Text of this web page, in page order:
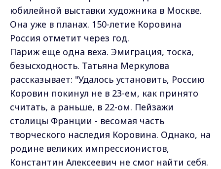
юбилейной выставки художника в Москве.
Она уже в планах. 150-летие Коровина
Россия отметит через год.
Париж еще одна веха. Эмиграция, тоска,
безысходность. Татьяна Меркулова
рассказывает: "Удалось установить, Россию
Коровин покинул не в 23-ем, как принято
считать, а раньше, в 22-ом. Пейзажи
столицы Франции - весомая часть
творческого наследия Коровина. Однако, на
родине великих импрессионистов,
Константин Алексеевич не смог найти себя.